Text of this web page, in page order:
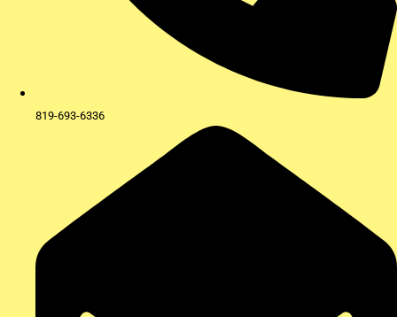
819-693-6336